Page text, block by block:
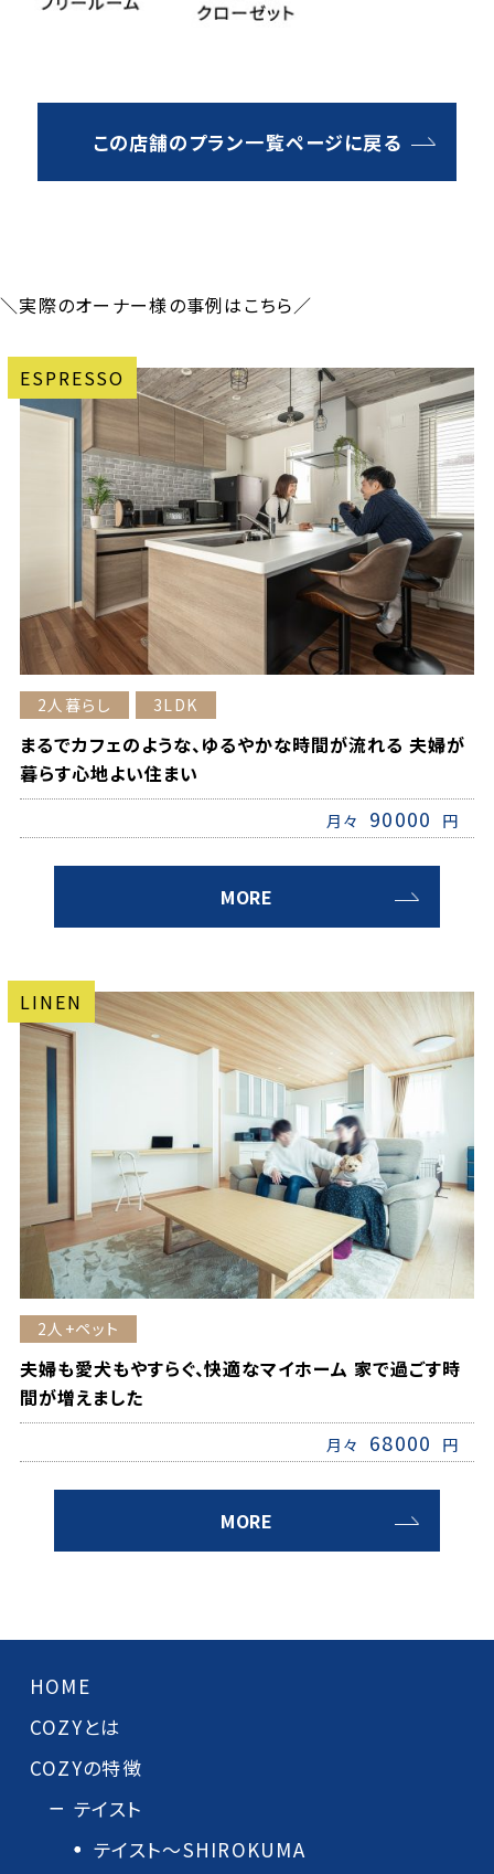
この店舗のプラン一覧ページに戻る
＼実際のオーナー様の事例はこちら／
2人暮らし 3LDK
ESPRESSO
まるでカフェのような、ゆるやかな時間が流れる 夫婦が
暮らす心地よい住まい
月々 90000 円
MORE
2人+ペット
LINEN
夫婦も愛犬もやすらぐ、快適なマイホーム 家で過ごす時
間が増えました
月々 68000 円
MORE
HOME
COZYとは
COZYの特徴
テイスト
テイスト～SHIROKUMA